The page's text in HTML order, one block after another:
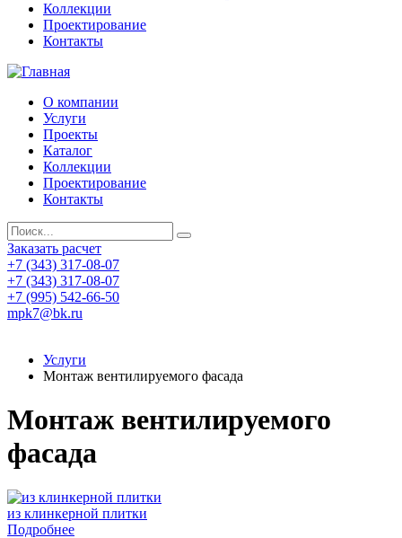
Коллекции
Проектирование
Контакты
О компании
Услуги
Проекты
Каталог
Коллекции
Проектирование
Контакты
Заказать расчет
+7 (343) 317-08-07
+7 (343) 317-08-07
+7 (995) 542-66-50
mpk7@bk.ru
Услуги
Монтаж вентилируемого фасада
Монтаж вентилируемого
фасада
из клинкерной плитки
Подробнее